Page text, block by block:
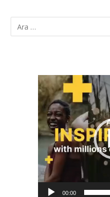
Video
oynatıcı
00:00